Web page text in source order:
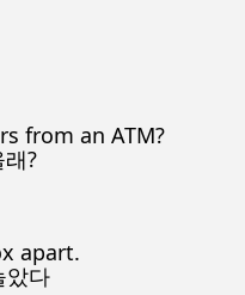
from an ATM?
?
apart.
았다